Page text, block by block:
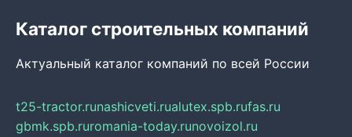
Каталог строительных компаний
Актуальный каталог компаний по всей России
t25-tractor.runashicveti.rualutex.spb.rufas.ru
gbmk.spb.ruromania-today.runovoizol.ru